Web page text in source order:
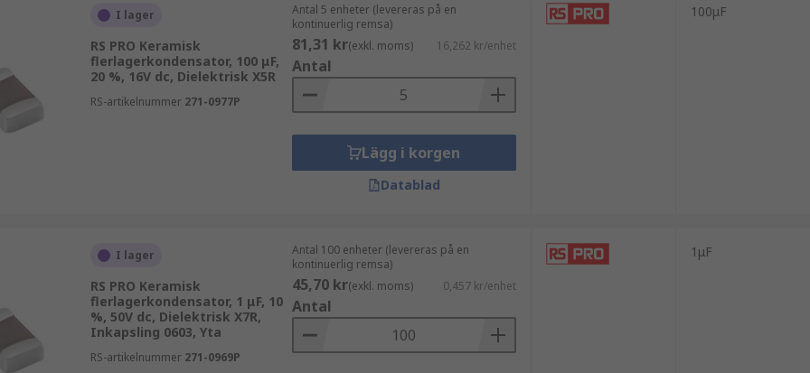
I lager
RS PRO Keramisk
flerlagerkondensator, 100 μF,
20 %, 16V dc, Dielektrisk X5R
RS-artikelnummer 271-0977P
Antal 5 enheter (levereras på en
kontinuerlig remsa)
81,31 kr(exkl. moms) 16,262 kr/enhet
Antal
Lägg i korgen
Datablad
100μF
I lager
RS PRO Keramisk
flerlagerkondensator, 1 μF, 10
%, 50V dc, Dielektrisk X7R,
Inkapsling 0603, Yta
RS-artikelnummer 271-0969P
Antal 100 enheter (levereras på en
kontinuerlig remsa)
45,70 kr(exkl. moms) 0,457 kr/enhet
Antal
1μF